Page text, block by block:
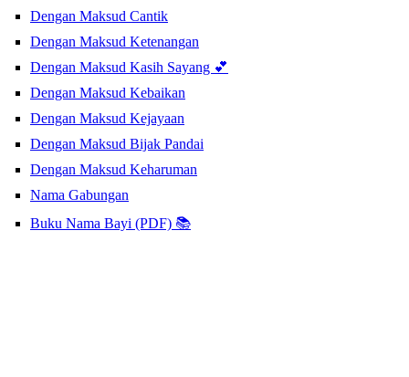
Dengan Maksud Cantik
Dengan Maksud Ketenangan
Dengan Maksud Kasih Sayang 💕
Dengan Maksud Kebaikan
Dengan Maksud Kejayaan
Dengan Maksud Bijak Pandai
Dengan Maksud Keharuman
Nama Gabungan
Buku Nama Bayi (PDF) 📚